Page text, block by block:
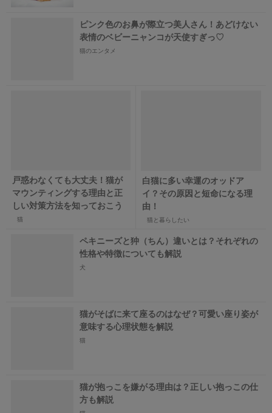
ピンク色のお鼻が際立つ美人さん！あどけない
表情のベビーニャンコが天使すぎっ♡
猫のエンタメ
戸惑わなくても大丈夫！猫が
マウンティングする理由と正
しい対策方法を知っておこう
猫
白猫に多い幸運のオッドア
イ？その原因と短命になる理
由！
猫と暮らしたい
ペキニーズと狆（ちん）違いとは？それぞれの
性格や特徴についても解説
犬
猫がそばに来て座るのはなぜ？可愛い座り姿が
意味する心理状態を解説
猫
猫が抱っこを嫌がる理由は？正しい抱っこの仕
方も解説